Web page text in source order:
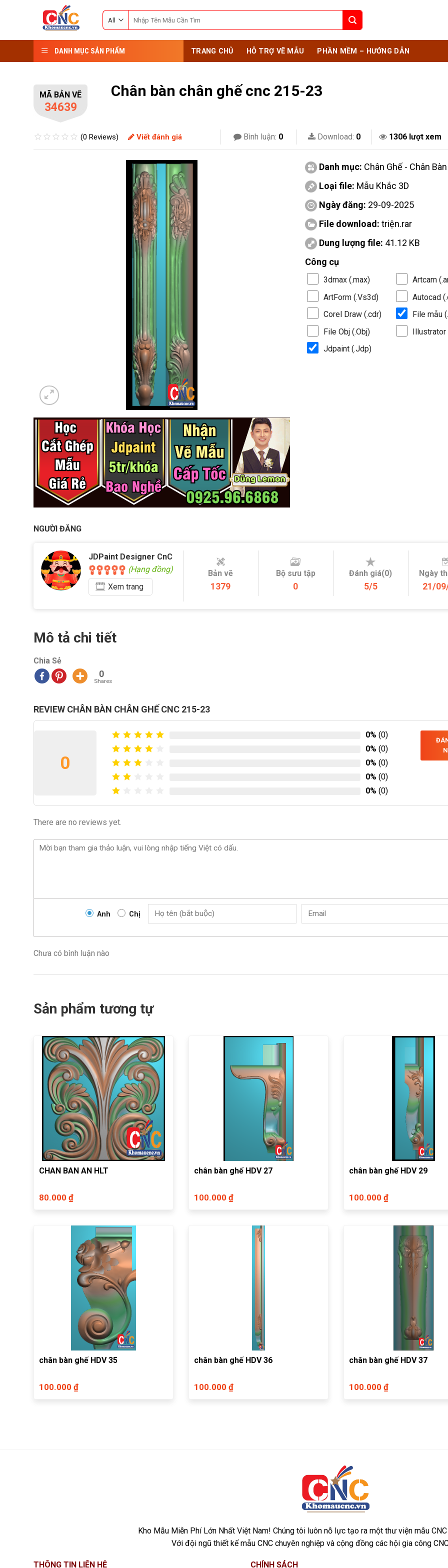
for:
DANH MỤC SẢN PHẨM TRANG CHỦ HỖ TRỢ VẼ MẪU PHẦN MỀM – HƯỚNG DẪN
MÃ BẢN VẼ
34639
Chân bàn chân ghế cnc 215-23
(0 Reviews) Viết đánh giá Bình luận: 0 Download: 0 1306 lượt xem
Danh mục: Chân Ghế - Chân Bàn
Loại file: Mẫu Khắc 3D
Ngày đăng: 29-09-2025
File download: triện.rar
Dung lượng file: 41.12 KB
Công cụ
3dmax (.max)
Artcam
ArtForm (.Vs3d)
Autocad
Corel Draw (.cdr)
File mẫu
File Obj (.Obj)
Illustrator
Jdpaint (.Jdp)
NGƯỜI ĐĂNG
JDPaint Designer CnC
(Hạng đồng)
Xem trang
Bản vẽ
1379
Bộ sưu tập
0
Đánh giá(0)
5/5
Ngày
21/
Mô tả chi tiết
Chia Sẻ
0
Shares
REVIEW CHÂN BÀN CHÂN GHẾ CNC 215-23
0
0% (0)
0% (0)
0% (0)
0% (0)
0% (0)
There are no reviews yet.
Anh Chị
Chưa có bình luận nào
Sản phẩm tương tự
CHAN BAN AN HLT
80.000 ₫
chân bàn ghế HDV 27
100.000 ₫
chân bàn ghế HDV 29
100.000 ₫
chân bàn ghế HDV 35
100.000 ₫
chân bàn ghế HDV 36
100.000 ₫
chân bàn ghế HDV 37
100.000 ₫
Kho Mẫu Miễn Phí Lớn Nhất Việt Nam! Chúng tôi luôn nỗ lực tạo ra một thư viện mẫu
Với đội ngũ thiết kế mẫu CNC chuyên nghiệp và cộng đồng các hội gia công
THÔNG TIN LIÊN HỆ CHÍNH SÁCH